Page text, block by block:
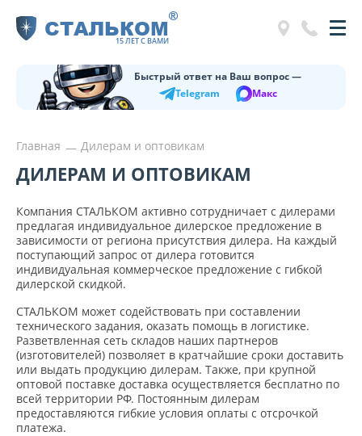
СТАЛЬКОМ
15 ЛЕТ С ВАМИ
®
Быстрый ответ на Ваш вопрос —
Telegram
Макс
Главная Дилерам и оптовикам
ДИЛЕРАМ И ОПТОВИКАМ
Компания СТАЛЬКОМ активно сотрудничает с дилерами
предлагая индивидуальное дилерское предложение в
зависимости от региона присутствия дилера. На каждый
поступающий запрос от дилера готовится
индивидуальная коммерческое предложение с гибкой
дилерской скидкой.
СТАЛЬКОМ может содействовать при составлении
технического задания, оказать помощь в логистике.
Разветвленная сеть складов наших партнеров
(изготовителей) позволяет в кратчайшие сроки доставить
или выдать продукцию дилерам. Также, при крупной
оптовой поставке доставка осуществляется бесплатно по
всей территории РФ. Постоянным дилерам
предоставляются гибкие условия оплаты с отсрочкой
платежа.